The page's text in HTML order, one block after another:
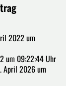
2022 um
um 09:22:44 Uhr
April 2026 um